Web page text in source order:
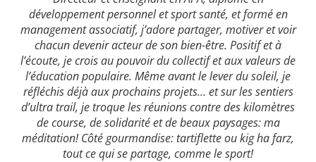
développement personnel et sport santé, et formé en
management associatif, j’adore partager, motiver et voir
chacun devenir acteur de son bien-être. Positif et à
l’écoute, je crois au pouvoir du collectif et aux valeurs de
l’éducation populaire. Même avant le lever du soleil, je
réfléchis déjà aux prochains projets… et sur les sentiers
d’ultra trail, je troque les réunions contre des kilomètres
de course, de solidarité et de beaux paysages: ma
méditation! Côté gourmandise: tartiflette ou kig ha farz,
tout ce qui se partage, comme le sport!